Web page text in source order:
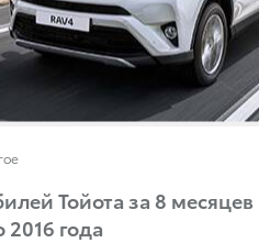
Тойота за 8
2016 года